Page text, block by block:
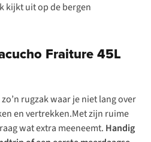
Fraiture 45L
rugzak waar je niet lang over
en vertrekken.Met zijn ruime
wat extra meeneemt. Handig